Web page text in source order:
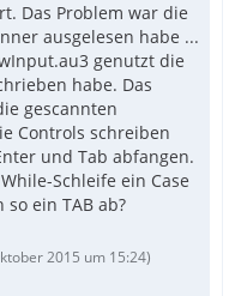
Das Problem war die
ausgelesen habe ...
genutzt die
habe. Das
gescannten
Controls schreiben
und Tab abfangen.
Schleife ein Case
ein TAB ab?
2015 um 15:24)